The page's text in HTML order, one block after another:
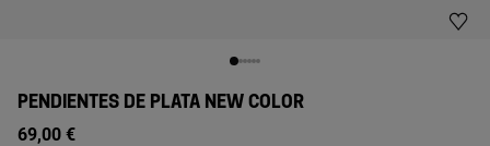
PENDIENTES DE PLATA NEW COLOR
69,00 €